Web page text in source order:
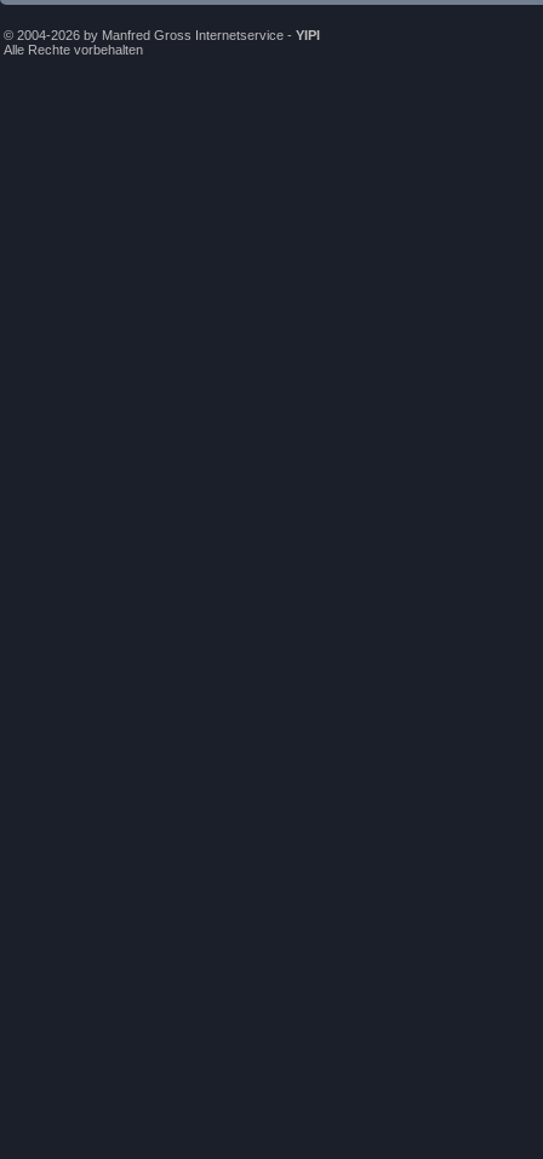
© 2004-2026 by Manfred Gross Internetservice - YIPI
Alle Rechte vorbehalten